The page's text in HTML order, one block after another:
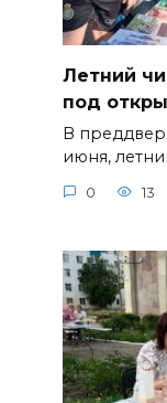
Летний
под
В
июня,
0 13